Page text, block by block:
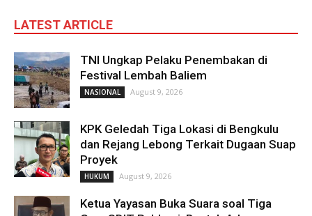
LATEST ARTICLE
TNI Ungkap Pelaku Penembakan di
Festival Lembah Baliem
NASIONAL August 9, 2026
KPK Geledah Tiga Lokasi di Bengkulu
dan Rejang Lebong Terkait Dugaan Suap
Proyek
HUKUM August 9, 2026
Ketua Yayasan Buka Suara soal Tiga